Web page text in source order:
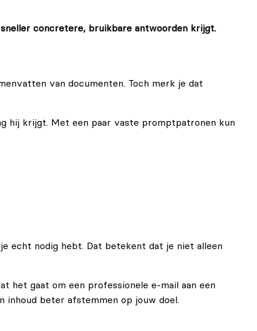
concretere, bruikbare antwoorden krijgt.
van documenten. Toch merk je dat
hij krijgt. Met een paar vaste promptpatronen kun
echt nodig hebt. Dat betekent dat je niet alleen
het gaat om een professionele e-mail aan een
inhoud beter afstemmen op jouw doel.